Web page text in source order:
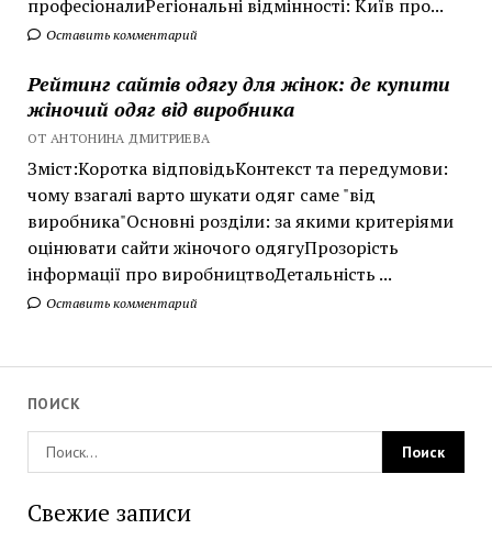
професіоналиРегіональні відмінності: Київ про...
Оставить комментарий
Рейтинг сайтів одягу для жінок: де купити
жіночий одяг від виробника
ОТ АНТОНИНА ДМИТРИЕВА
Зміст:Коротка відповідьКонтекст та передумови:
чому взагалі варто шукати одяг саме "від
виробника"Основні розділи: за якими критеріями
оцінювати сайти жіночого одягуПрозорість
інформації про виробництвоДетальність ...
Оставить комментарий
ПОИСК
Свежие записи